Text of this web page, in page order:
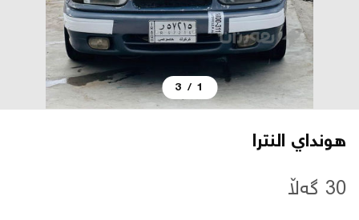
دەربارە
پەیوەندی
بڵاگ
شۆپەکان
1
/
3
هونداي النترا
30 گەڵا